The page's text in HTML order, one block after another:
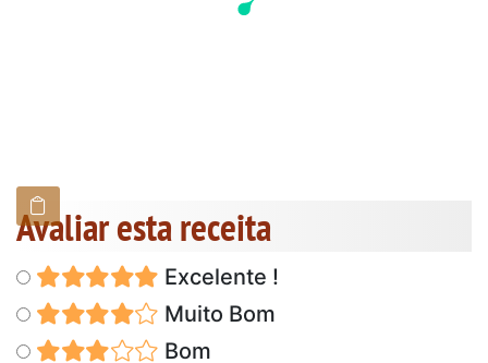
Avaliar esta receita
Excelente !
Muito Bom
Bom